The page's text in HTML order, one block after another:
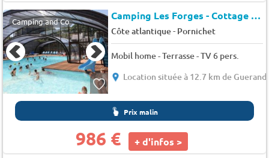
Camping and Co Camping Les Forges - Cottage Pacifique : 26 m² terrasse couverte 9 m²
Côte atlantique- Pornichet
Mobil home - Terrasse - TV 6 pers.
Location située à 12.7 km de
Prix malin
986 € + d'infos >